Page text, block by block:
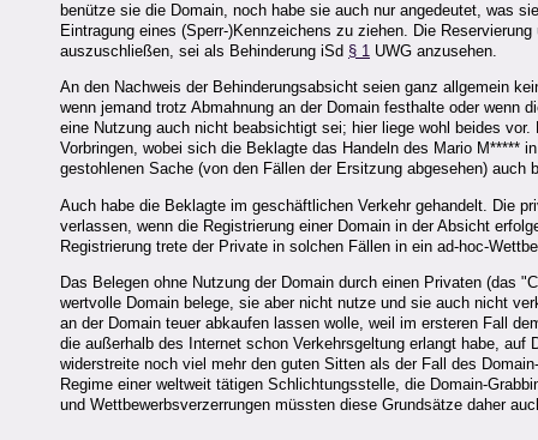
benütze sie die Domain, noch habe sie auch nur angedeutet, was
Eintragung eines (Sperr-)Kennzeichens zu ziehen. Die
auszuschließen, sei als Behinderung iSd § 1 UWG anzusehen.
An den Nachweis der Behinderungsabsicht seien ganz allgemein
wenn jemand trotz Abmahnung an der Domain festhalte oder wenn
eine Nutzung auch nicht beabsichtigt sei; hier liege wohl beides
Vorbringen, wobei sich die Beklagte das Handeln des Mario M*****
gestohlenen Sache (von den Fällen der Ersitzung abgesehen)
Auch habe die Beklagte im geschäftlichen Verkehr gehandelt. Die
verlassen, wenn die Registrierung einer Domain in der Absicht
Registrierung trete der Private in solchen Fällen in ein ad-hoc-
Das Belegen ohne Nutzung der Domain durch einen Privaten (das
wertvolle Domain belege, sie aber nicht nutze und sie auch nicht
an der Domain teuer abkaufen lassen wolle, weil im ersteren Fall
die außerhalb des Internet schon Verkehrsgeltung erlangt habe,
widerstreite noch viel mehr den guten Sitten als der Fall des
Regime einer weltweit tätigen Schlichtungsstelle, die Domain-
und Wettbewerbsverzerrungen müssten diese Grundsätze daher